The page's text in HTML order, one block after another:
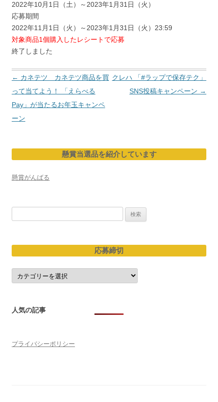
2022年10月1日（土）～2023年1月31日（火）
応募期間
2022年11月1日（火）～2023年1月31日（火）23:59
対象商品1個購入したレシートで応募
終了しました
投
稿
ナ
ビ
シ
ョ
← カネテツ カネテツ商品を買
って当てよう！ 「えらべる
Pay」が当たるお年玉キャンペ
ーン
クレハ 「#ラップで保存テク」
SNS投稿キャンペーン →
懸賞当選品を紹介しています
懸賞がんばる
応募締切
応
募
締
人気の記事
プライバシーポリシー